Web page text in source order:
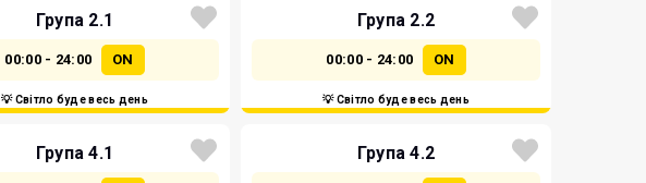
Група 2.1
00:00 - 24:00 ON
💡 Світло буде весь день
Група 2.2
00:00 - 24:00 ON
💡 Світло буде весь день
Група 4.1 Група 4.2